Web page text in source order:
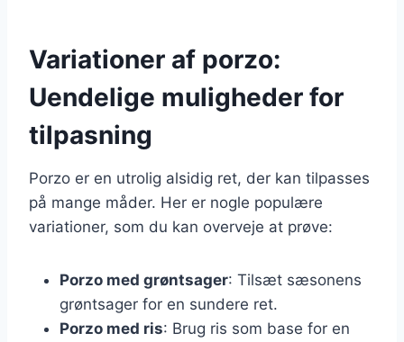
Variationer af porzo:
Uendelige muligheder for
tilpasning
Porzo er en utrolig alsidig ret, der kan tilpasses
på mange måder. Her er nogle populære
variationer, som du kan overveje at prøve:
Porzo med grøntsager: Tilsæt sæsonens
grøntsager for en sundere ret.
Porzo med ris: Brug ris som base for en